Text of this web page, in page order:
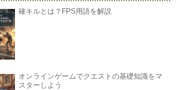
確キルとは？FPS用語を解説
オンラインゲームでクエストの基礎知識をマ
スターしよう